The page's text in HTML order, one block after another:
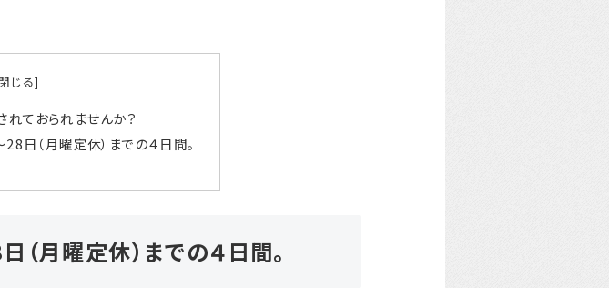
ておられませんか？
（月曜定休）までの４日間。
月曜定休）までの４日間。